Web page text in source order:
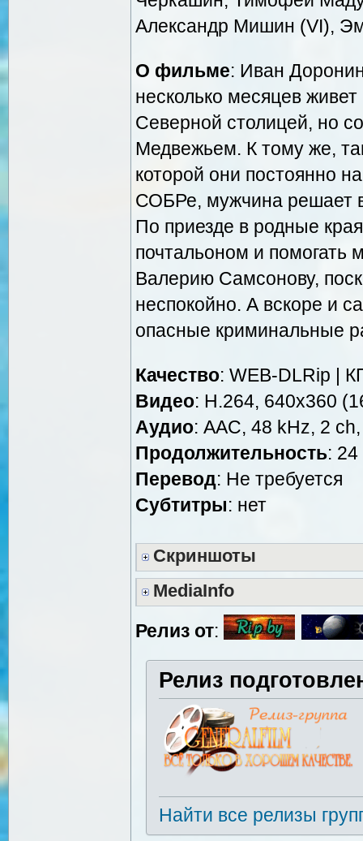
Александр Мишин (VI),
О фильме: Иван
несколько месяцев
Северной столицей, но
Медвежьем. К тому же,
которой они постоянно
СОБРе, мужчина решает
По приезде в родные
почтальоном и помогать
Валерию Самсонову,
неспокойно. А вскоре и
опасные криминальные
Качество: WEB-DLRip |
Видео: H.264, 640x360
Аудио: AAC, 48 kHz, 2
Продолжительность:
Перевод: Не требуется
Cубтитры: нет
Скриншоты
MediaInfo
Релиз от:
Релиз
Найти все релизы